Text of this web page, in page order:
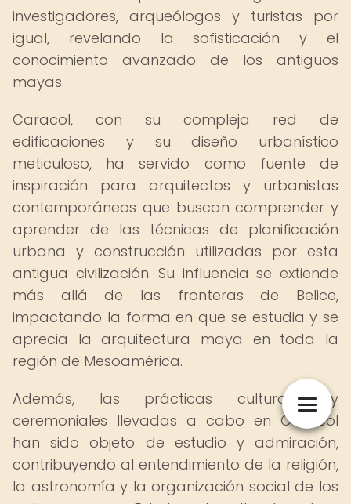
investigadores, arqueólogos y turistas por
igual, revelando la sofisticación y el
conocimiento avanzado de los antiguos
mayas.
Caracol, con su compleja red de
edificaciones y su diseño urbanístico
meticuloso, ha servido como fuente de
inspiración para arquitectos y urbanistas
contemporáneos que buscan comprender y
aprender de las técnicas de planificación
urbana y construcción utilizadas por esta
antigua civilización. Su influencia se extiende
más allá de las fronteras de Belice,
impactando la forma en que se estudia y se
aprecia la arquitectura maya en toda la
región de Mesoamérica.
Además, las prácticas culturales y
ceremoniales llevadas a cabo en Caracol
han sido objeto de estudio y admiración,
contribuyendo al entendimiento de la religión,
la astronomía y la organización social de los